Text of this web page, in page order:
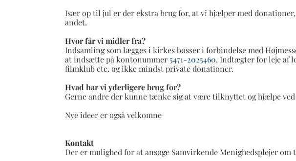
Især op til jul er der ekstra brug for, at vi hjælper med
andet.
Hvor får vi midler fra?
Indsamling som lægges i kirkes bøsser i forbindelse med
at indsætte på kontonummer 5471-2025460. Indtægter for leje af
filmklub etc. og ikke mindst private donationer.
Hvad har vi yderligere brug for?
Gerne andre der kunne tænke sig at være tilknyttet og hjælpe
Nye ideer er også velkomne
Kontakt
Der er mulighed for at ansøge Samvirkende Menighedsplejer